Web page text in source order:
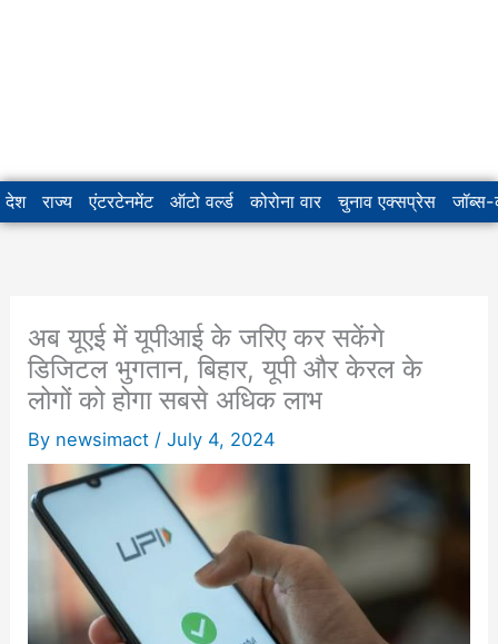
देश राज्य एंटरटेनमेंट ऑटो वर्ल्ड कोरोना वार चुनाव एक्सप्रेस जॉब्स-
अब यूएई में यूपीआई के जरिए कर सकेंगे
डिजिटल भुगतान, बिहार, यूपी और केरल के
लोगों को होगा सबसे अधिक लाभ
By newsimact /July 4, 2024